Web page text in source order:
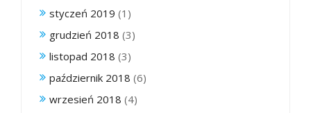
styczeń 2019 (1)
grudzień 2018 (3)
listopad 2018 (3)
październik 2018 (6)
wrzesień 2018 (4)